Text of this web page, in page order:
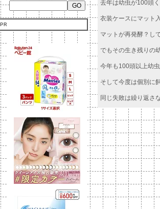
PR
去年は幼虫が100頭
衣装ケースにマット
マットが再発酵？し
でもその生き残りの
今年も100頭以上幼
そして今度は個別に
同じ失敗は繰り返さ